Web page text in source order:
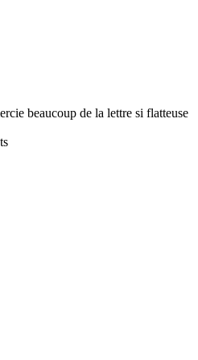
beaucoup de la lettre si flatteuse